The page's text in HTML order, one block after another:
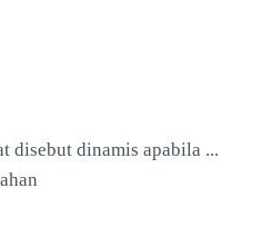
disebut dinamis apabila ...